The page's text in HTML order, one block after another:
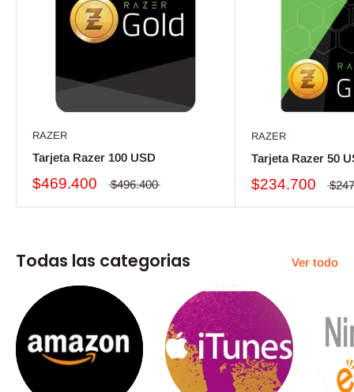
RAZER
Tarjeta Razer 100 USD
$469.400 $496.400
RAZER
Tarjeta Razer 50
$234.700
Todas las categorias Ver todo